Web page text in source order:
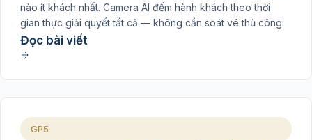
nào ít khách nhất. Camera AI đếm hành khách theo thời
gian thực giải quyết tất cả — không cần soát vé thủ công.
Đọc bài viết
GP5